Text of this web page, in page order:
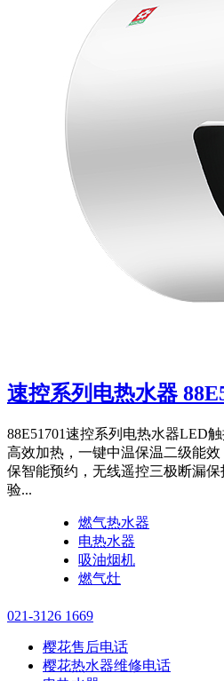
速控系列电热水器
88E51701速控系列电热水器LED
高效加热，一键中温保温二级能
保智能预约，无线遥控三极断漏
验...
燃气热水器
电热水器
吸油烟机
燃气灶
021-3126 1669
樱花售后电话
樱花热水器维修电话